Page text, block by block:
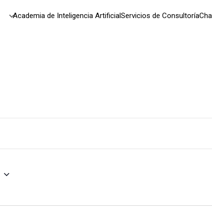
Academia de Inteligencia ArtificialServicios de Consultoría